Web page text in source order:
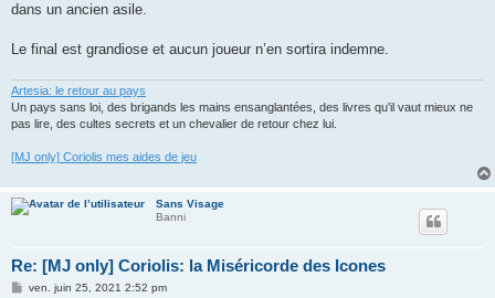
dans un ancien asile.
Le final est grandiose et aucun joueur n’en sortira indemne.
Artesia: le retour au pays
Un pays sans loi, des brigands les mains ensanglantées, des livres qu'il vaut mieux ne
pas lire, des cultes secrets et un chevalier de retour chez lui.
[MJ only] Coriolis mes aides de jeu
Sans Visage
Banni
Re: [MJ only] Coriolis: la Miséricorde des Icones
Mven. juin 25, 2021 2:52 pm